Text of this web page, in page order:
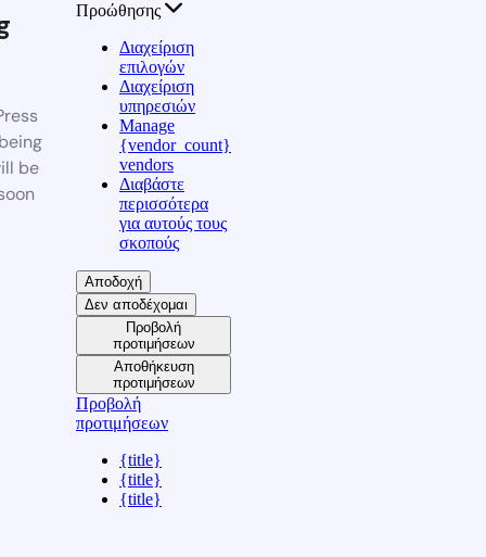
be
Προώθησης
Διαχείριση
επιλογών
Διαχείριση
υπηρεσιών
Manage
{vendor_count}
vendors
Διαβάστε
περισσότερα
για αυτούς τους
σκοπούς
Αποδοχή
Δεν αποδέχομαι
Προβολή
προτιμήσεων
Αποθήκευση
προτιμήσεων
Προβολή
προτιμήσεων
{title}
{title}
{title}